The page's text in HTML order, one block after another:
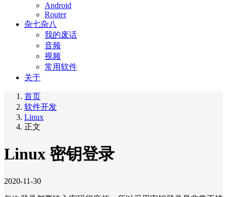
Android
Router
杂七杂八
我的废话
音频
视频
常用软件
关于
首页
软件开发
Linux
正文
Linux 密钥登录
2020-11-30